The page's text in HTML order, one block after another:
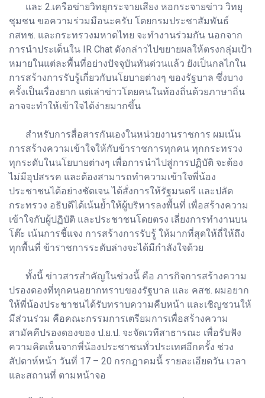
และ 2.เครือข่ายวิทยุกระจายเสียง หอกระจายข่าว วิทยุ
ชุมชน ขอความร่วมมือนะครับ โดยกรมประชาสัมพันธ์
กสทช. และกระทรวงมหาดไทย จะทำงานร่วมกัน นอกจาก
การนำประเด็นใน IR Chat ดังกล่าวไปขยายผลให้ตรงกลุ่มเป้า
หมายในแต่ละพื้นที่อย่างปัจจุบันทันด่วนแล้ว ยังเป็นกลไกใน
การสร้างการรับรู้เกี่ยวกับนโยบายต่างๆ ของรัฐบาล ซึ่งบาง
ครั้งเป็นเรื่องยาก แต่เล่าข่าวโดยคนในท้องถิ่นด้วยภาษาถิ่น
อาจจะทำให้เข้าใจได้ง่ายมากขึ้น
สำหรับการสื่อสารกันเองในหน่วยงานราชการ ผมเน้น
การสร้างความเข้าใจให้กับข้าราชการทุกคน ทุกกระทรวง
ทุกระดับในนโยบายต่างๆ เพื่อการนำไปสู่การปฏิบัติ จะต้อง
ไม่มีอุปสรรค และต้องสามารถทำความเข้าใจพี่น้อง
ประชาชนได้อย่างชัดเจน ได้สั่งการให้รัฐมนตรี และปลัด
กระทรวง อธิบดีได้เน้นย้ำให้ผู้บริหารลงพื้นที่ เพื่อสร้างความ
เข้าใจกับผู้ปฏิบัติ และประชาชนโดยตรง เลี่ยงการทำงานบน
โต๊ะ เน้นการชี้แจง การสร้างการรับรู้ ให้มากที่สุดให้ถี่ให้ถึง
ทุกพื้นที่ ข้าราชการระดับล่างจะได้มีกำลังใจด้วย
ทั้งนี้ ข่าวสารสำคัญในช่วงนี้ คือ ภารกิจการสร้างความ
ปรองดองที่ทุกคนอยากทราบของรัฐบาล และ คสช. ผมอยาก
ให้พี่น้องประชาชนได้รับทราบความคืบหน้า และเชิญชวนให้
มีส่วนร่วม คือคณะกรรมการเตรียมการเพื่อสร้างความ
สามัคคีปรองดองของ ป.ย.ป. จะจัดเวทีสาธารณะ เพื่อรับฟัง
ความคิดเห็นจากพี่น้องประชาชนทั่วประเทศอีกครั้ง ช่วง
สัปดาห์หน้า วันที่ 17 – 20 กรกฎาคมนี้ รายละเอียดวัน เวลา
และสถานที่ ตามหน้าจอ